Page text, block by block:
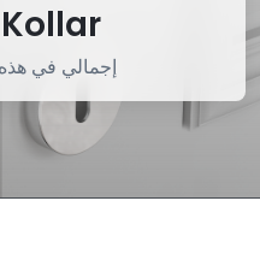
إجمالي في هذه الفئة